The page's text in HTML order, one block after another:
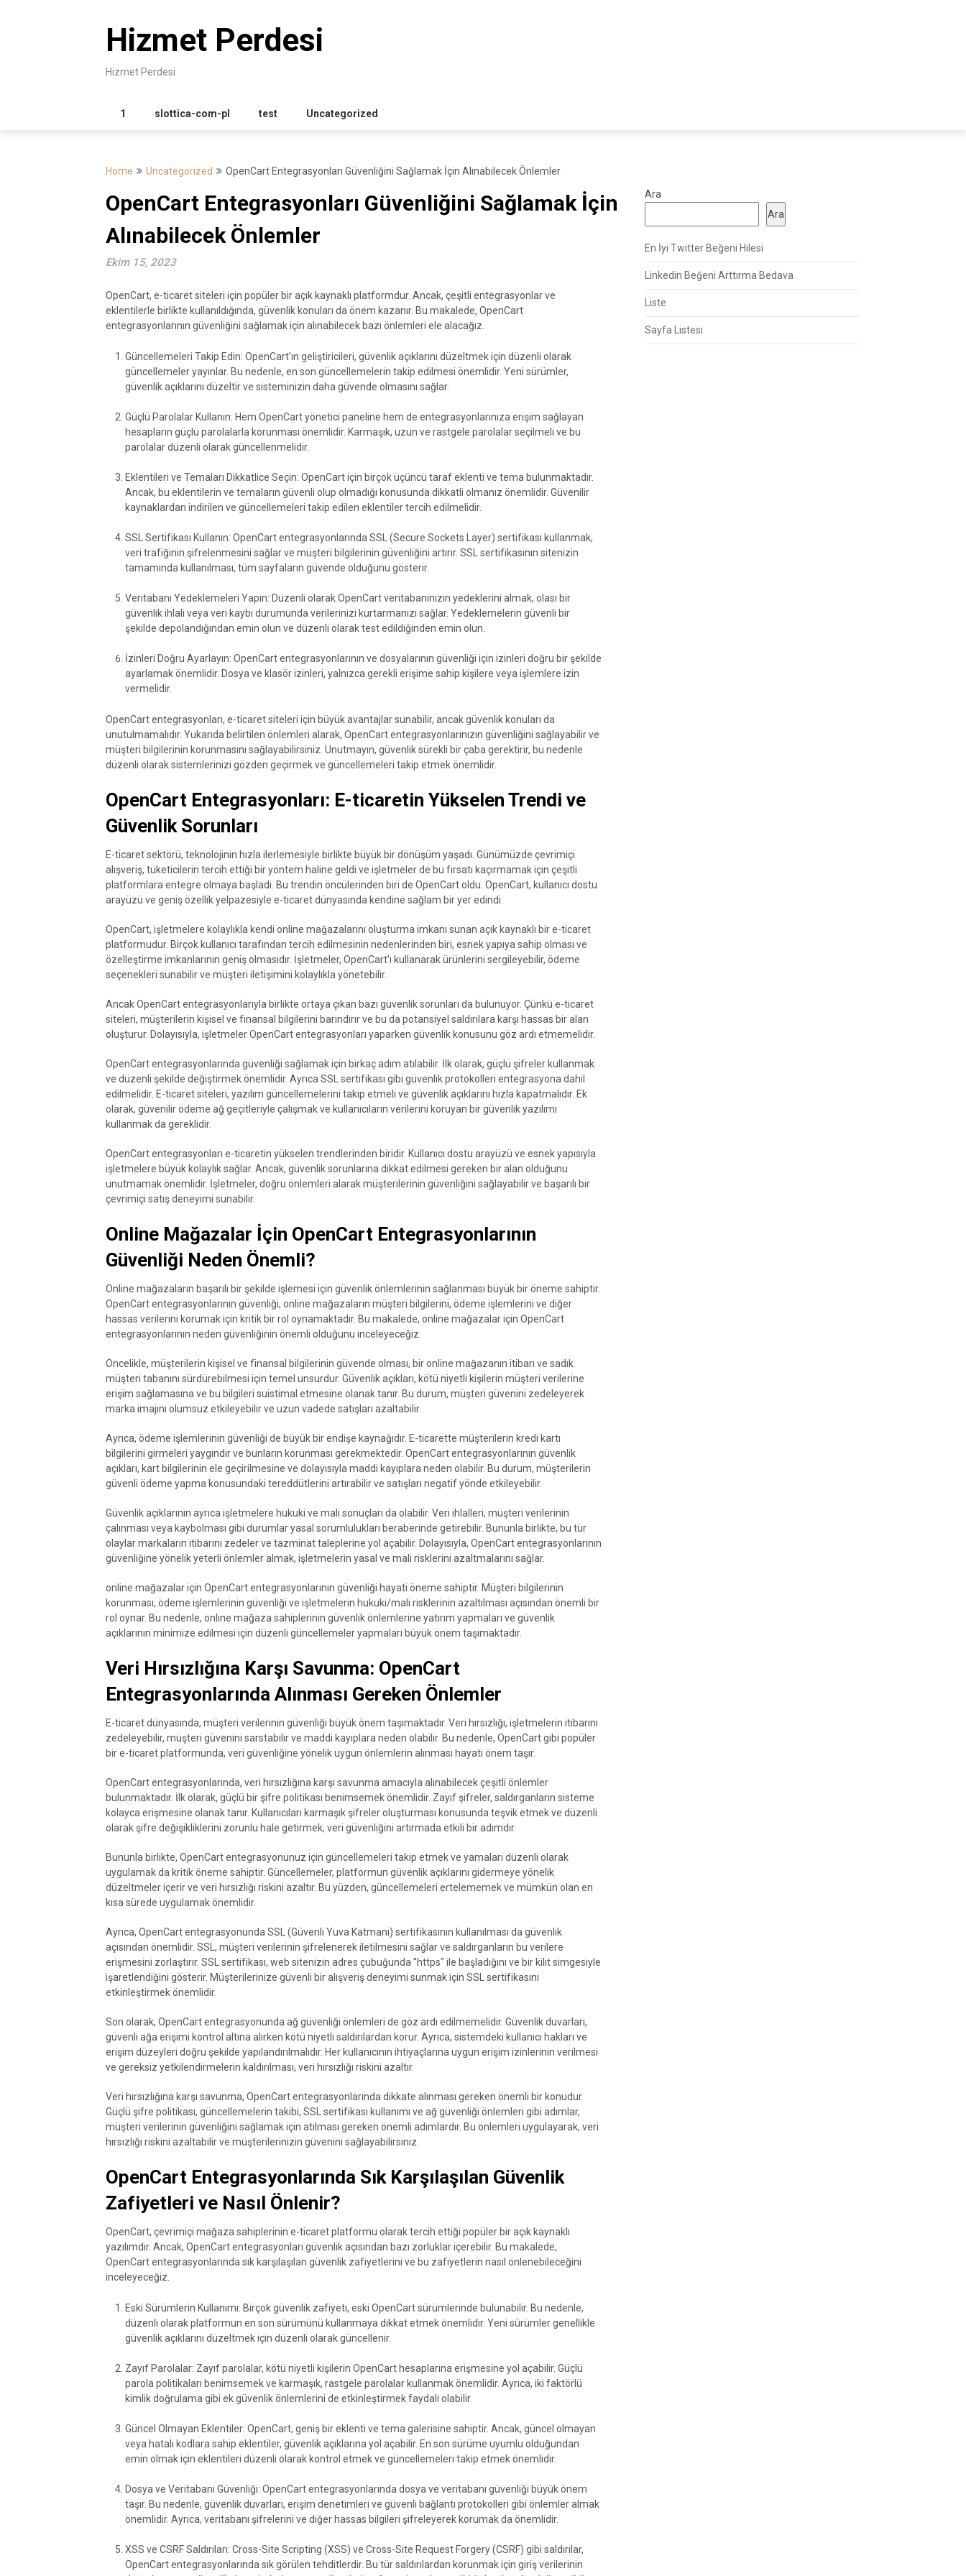
Hizmet Perdesi
Hizmet Perdesi
1 slottica-com-pl test Uncategorized
Home Uncategorized OpenCart Entegrasyonları Güvenliğini Sağlamak İçin Alınabilecek Önlemler
OpenCart Entegrasyonları Güvenliğini Sağlamak İçin
Alınabilecek Önlemler
Ekim 15, 2023
OpenCart, e-ticaret siteleri için popüler bir açık kaynaklı platformdur. Ancak, çeşitli entegrasyonlar ve
eklentilerle birlikte kullanıldığında, güvenlik konuları da önem kazanır. Bu makalede, OpenCart
entegrasyonlarının güvenliğini sağlamak için alınabilecek bazı önlemleri ele alacağız.
Güncellemeleri Takip Edin: OpenCart'ın geliştiricileri, güvenlik açıklarını düzeltmek için düzenli olarak
güncellemeler yayınlar. Bu nedenle, en son güncellemelerin takip edilmesi önemlidir. Yeni sürümler,
güvenlik açıklarını düzeltir ve sisteminizin daha güvende olmasını sağlar.
Güçlü Parolalar Kullanın: Hem OpenCart yönetici paneline hem de entegrasyonlarınıza erişim sağlayan
hesapların güçlü parolalarla korunması önemlidir. Karmaşık, uzun ve rastgele parolalar seçilmeli ve bu
parolalar düzenli olarak güncellenmelidir.
Eklentileri ve Temaları Dikkatlice Seçin: OpenCart için birçok üçüncü taraf eklenti ve tema bulunmaktadır.
Ancak, bu eklentilerin ve temaların güvenli olup olmadığı konusunda dikkatli olmanız önemlidir. Güvenilir
kaynaklardan indirilen ve güncellemeleri takip edilen eklentiler tercih edilmelidir.
SSL Sertifikası Kullanın: OpenCart entegrasyonlarında SSL (Secure Sockets Layer) sertifikası kullanmak,
veri trafiğinin şifrelenmesini sağlar ve müşteri bilgilerinin güvenliğini artırır. SSL sertifikasının sitenizin
tamamında kullanılması, tüm sayfaların güvende olduğunu gösterir.
Veritabanı Yedeklemeleri Yapın: Düzenli olarak OpenCart veritabanınızın yedeklerini almak, olası bir
güvenlik ihlali veya veri kaybı durumunda verilerinizi kurtarmanızı sağlar. Yedeklemelerin güvenli bir
şekilde depolandığından emin olun ve düzenli olarak test edildiğinden emin olun.
İzinleri Doğru Ayarlayın: OpenCart entegrasyonlarının ve dosyalarının güvenliği için izinleri doğru bir şekilde
ayarlamak önemlidir. Dosya ve klasör izinleri, yalnızca gerekli erişime sahip kişilere veya işlemlere izin
vermelidir.
OpenCart entegrasyonları, e-ticaret siteleri için büyük avantajlar sunabilir, ancak güvenlik konuları da
unutulmamalıdır. Yukarıda belirtilen önlemleri alarak, OpenCart entegrasyonlarınızın güvenliğini sağlayabilir ve
müşteri bilgilerinin korunmasını sağlayabilirsiniz. Unutmayın, güvenlik sürekli bir çaba gerektirir, bu nedenle
düzenli olarak sistemlerinizi gözden geçirmek ve güncellemeleri takip etmek önemlidir.
OpenCart Entegrasyonları: E-ticaretin Yükselen Trendi ve
Güvenlik Sorunları
E-ticaret sektörü, teknolojinin hızla ilerlemesiyle birlikte büyük bir dönüşüm yaşadı. Günümüzde çevrimiçi
alışveriş, tüketicilerin tercih ettiği bir yöntem haline geldi ve işletmeler de bu fırsatı kaçırmamak için çeşitli
platformlara entegre olmaya başladı. Bu trendin öncülerinden biri de OpenCart oldu. OpenCart, kullanıcı dostu
arayüzü ve geniş özellik yelpazesiyle e-ticaret dünyasında kendine sağlam bir yer edindi.
OpenCart, işletmelere kolaylıkla kendi online mağazalarını oluşturma imkanı sunan açık kaynaklı bir e-ticaret
platformudur. Birçok kullanıcı tarafından tercih edilmesinin nedenlerinden biri, esnek yapıya sahip olması ve
özelleştirme imkanlarının geniş olmasıdır. İşletmeler, OpenCart'ı kullanarak ürünlerini sergileyebilir, ödeme
seçenekleri sunabilir ve müşteri iletişimini kolaylıkla yönetebilir.
Ancak OpenCart entegrasyonlarıyla birlikte ortaya çıkan bazı güvenlik sorunları da bulunuyor. Çünkü e-ticaret
siteleri, müşterilerin kişisel ve finansal bilgilerini barındırır ve bu da potansiyel saldırılara karşı hassas bir alan
oluşturur. Dolayısıyla, işletmeler OpenCart entegrasyonları yaparken güvenlik konusunu göz ardı etmemelidir.
OpenCart entegrasyonlarında güvenliği sağlamak için birkaç adım atılabilir. İlk olarak, güçlü şifreler kullanmak
ve düzenli şekilde değiştirmek önemlidir. Ayrıca SSL sertifikası gibi güvenlik protokolleri entegrasyona dahil
edilmelidir. E-ticaret siteleri, yazılım güncellemelerini takip etmeli ve güvenlik açıklarını hızla kapatmalıdır. Ek
olarak, güvenilir ödeme ağ geçitleriyle çalışmak ve kullanıcıların verilerini koruyan bir güvenlik yazılımı
kullanmak da gereklidir.
OpenCart entegrasyonları e-ticaretin yükselen trendlerinden biridir. Kullanıcı dostu arayüzü ve esnek yapısıyla
işletmelere büyük kolaylık sağlar. Ancak, güvenlik sorunlarına dikkat edilmesi gereken bir alan olduğunu
unutmamak önemlidir. İşletmeler, doğru önlemleri alarak müşterilerinin güvenliğini sağlayabilir ve başarılı bir
çevrimiçi satış deneyimi sunabilir.
Online Mağazalar İçin OpenCart Entegrasyonlarının
Güvenliği Neden Önemli?
Online mağazaların başarılı bir şekilde işlemesi için güvenlik önlemlerinin sağlanması büyük bir öneme sahiptir.
OpenCart entegrasyonlarının güvenliği, online mağazaların müşteri bilgilerini, ödeme işlemlerini ve diğer
hassas verilerini korumak için kritik bir rol oynamaktadır. Bu makalede, online mağazalar için OpenCart
entegrasyonlarının neden güvenliğinin önemli olduğunu inceleyeceğiz.
Öncelikle, müşterilerin kişisel ve finansal bilgilerinin güvende olması, bir online mağazanın itibarı ve sadık
müşteri tabanını sürdürebilmesi için temel unsurdur. Güvenlik açıkları, kötü niyetli kişilerin müşteri verilerine
erişim sağlamasına ve bu bilgileri suistimal etmesine olanak tanır. Bu durum, müşteri güvenini zedeleyerek
marka imajını olumsuz etkileyebilir ve uzun vadede satışları azaltabilir.
Ayrıca, ödeme işlemlerinin güvenliği de büyük bir endişe kaynağıdır. E-ticarette müşterilerin kredi kartı
bilgilerini girmeleri yaygındır ve bunların korunması gerekmektedir. OpenCart entegrasyonlarının güvenlik
açıkları, kart bilgilerinin ele geçirilmesine ve dolayısıyla maddi kayıplara neden olabilir. Bu durum, müşterilerin
güvenli ödeme yapma konusundaki tereddütlerini artırabilir ve satışları negatif yönde etkileyebilir.
Güvenlik açıklarının ayrıca işletmelere hukuki ve mali sonuçları da olabilir. Veri ihlalleri, müşteri verilerinin
çalınması veya kaybolması gibi durumlar yasal sorumlulukları beraberinde getirebilir. Bununla birlikte, bu tür
olaylar markaların itibarını zedeler ve tazminat taleplerine yol açabilir. Dolayısıyla, OpenCart entegrasyonlarının
güvenliğine yönelik yeterli önlemler almak, işletmelerin yasal ve mali risklerini azaltmalarını sağlar.
online mağazalar için OpenCart entegrasyonlarının güvenliği hayati öneme sahiptir. Müşteri bilgilerinin
korunması, ödeme işlemlerinin güvenliği ve işletmelerin hukuki/mali risklerinin azaltılması açısından önemli bir
rol oynar. Bu nedenle, online mağaza sahiplerinin güvenlik önlemlerine yatırım yapmaları ve güvenlik
açıklarının minimize edilmesi için düzenli güncellemeler yapmaları büyük önem taşımaktadır.
Veri Hırsızlığına Karşı Savunma: OpenCart
Entegrasyonlarında Alınması Gereken Önlemler
E-ticaret dünyasında, müşteri verilerinin güvenliği büyük önem taşımaktadır. Veri hırsızlığı, işletmelerin itibarını
zedeleyebilir, müşteri güvenini sarstabilir ve maddi kayıplara neden olabilir. Bu nedenle, OpenCart gibi popüler
bir e-ticaret platformunda, veri güvenliğine yönelik uygun önlemlerin alınması hayati önem taşır.
OpenCart entegrasyonlarında, veri hırsızlığına karşı savunma amacıyla alınabilecek çeşitli önlemler
bulunmaktadır. İlk olarak, güçlü bir şifre politikası benimsemek önemlidir. Zayıf şifreler, saldırganların sisteme
kolayca erişmesine olanak tanır. Kullanıcıları karmaşık şifreler oluşturması konusunda teşvik etmek ve düzenli
olarak şifre değişikliklerini zorunlu hale getirmek, veri güvenliğini artırmada etkili bir adımdır.
Bununla birlikte, OpenCart entegrasyonunuz için güncellemeleri takip etmek ve yamaları düzenli olarak
uygulamak da kritik öneme sahiptir. Güncellemeler, platformun güvenlik açıklarını gidermeye yönelik
düzeltmeler içerir ve veri hırsızlığı riskini azaltır. Bu yüzden, güncellemeleri ertelememek ve mümkün olan en
kısa sürede uygulamak önemlidir.
Ayrıca, OpenCart entegrasyonunda SSL (Güvenli Yuva Katmanı) sertifikasının kullanılması da güvenlik
açısından önemlidir. SSL, müşteri verilerinin şifrelenerek iletilmesini sağlar ve saldırganların bu verilere
erişmesini zorlaştırır. SSL sertifikası, web sitenizin adres çubuğunda "https" ile başladığını ve bir kilit simgesiyle
işaretlendiğini gösterir. Müşterilerinize güvenli bir alışveriş deneyimi sunmak için SSL sertifikasını
etkinleştirmek önemlidir.
Son olarak, OpenCart entegrasyonunda ağ güvenliği önlemleri de göz ardı edilmemelidir. Güvenlik duvarları,
güvenli ağa erişimi kontrol altına alırken kötü niyetli saldırılardan korur. Ayrıca, sistemdeki kullanıcı hakları ve
erişim düzeyleri doğru şekilde yapılandırılmalıdır. Her kullanıcının ihtiyaçlarına uygun erişim izinlerinin verilmesi
ve gereksiz yetkilendirmelerin kaldırılması, veri hırsızlığı riskini azaltır.
Veri hırsızlığına karşı savunma, OpenCart entegrasyonlarında dikkate alınması gereken önemli bir konudur.
Güçlü şifre politikası, güncellemelerin takibi, SSL sertifikası kullanımı ve ağ güvenliği önlemleri gibi adımlar,
müşteri verilerinin güvenliğini sağlamak için atılması gereken önemli adımlardır. Bu önlemleri uygulayarak, veri
hırsızlığı riskini azaltabilir ve müşterilerinizin güvenini sağlayabilirsiniz.
OpenCart Entegrasyonlarında Sık Karşılaşılan Güvenlik
Zafiyetleri ve Nasıl Önlenir?
OpenCart, çevrimiçi mağaza sahiplerinin e-ticaret platformu olarak tercih ettiği popüler bir açık kaynaklı
yazılımdır. Ancak, OpenCart entegrasyonları güvenlik açısından bazı zorluklar içerebilir. Bu makalede,
OpenCart entegrasyonlarında sık karşılaşılan güvenlik zafiyetlerini ve bu zafiyetlerin nasıl önlenebileceğini
inceleyeceğiz.
Eski Sürümlerin Kullanımı: Birçok güvenlik zafiyeti, eski OpenCart sürümlerinde bulunabilir. Bu nedenle,
düzenli olarak platformun en son sürümünü kullanmaya dikkat etmek önemlidir. Yeni sürümler genellikle
güvenlik açıklarını düzeltmek için düzenli olarak güncellenir.
Zayıf Parolalar: Zayıf parolalar, kötü niyetli kişilerin OpenCart hesaplarına erişmesine yol açabilir. Güçlü
parola politikaları benimsemek ve karmaşık, rastgele parolalar kullanmak önemlidir. Ayrıca, iki faktörlü
kimlik doğrulama gibi ek güvenlik önlemlerini de etkinleştirmek faydalı olabilir.
Güncel Olmayan Eklentiler: OpenCart, geniş bir eklenti ve tema galerisine sahiptir. Ancak, güncel olmayan
veya hatalı kodlara sahip eklentiler, güvenlik açıklarına yol açabilir. En son sürüme uyumlu olduğundan
emin olmak için eklentileri düzenli olarak kontrol etmek ve güncellemeleri takip etmek önemlidir.
Dosya ve Veritabanı Güvenliği: OpenCart entegrasyonlarında dosya ve veritabanı güvenliği büyük önem
taşır. Bu nedenle, güvenlik duvarları, erişim denetimleri ve güvenli bağlantı protokolleri gibi önlemler almak
önemlidir. Ayrıca, veritabanı şifrelerini ve diğer hassas bilgileri şifreleyerek korumak da önemlidir.
XSS ve CSRF Saldırıları: Cross-Site Scripting (XSS) ve Cross-Site Request Forgery (CSRF) gibi saldırılar,
OpenCart entegrasyonlarında sık görülen tehditlerdir. Bu tür saldırılardan korunmak için giriş verilerinin
Ara
Ara
En İyi Twitter Beğeni Hilesi
Linkedin Beğeni Arttırma Bedava
Liste
Sayfa Listesi